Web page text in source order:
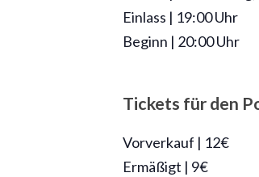
Einlass | 19:00 Uhr
Beginn | 20:00 Uhr
Tickets für den
Vorverkauf | 12€
Ermäßigt | 9€